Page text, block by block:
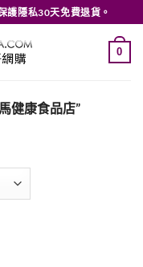
護隱私30天免費退貨。
0
健康食品店”